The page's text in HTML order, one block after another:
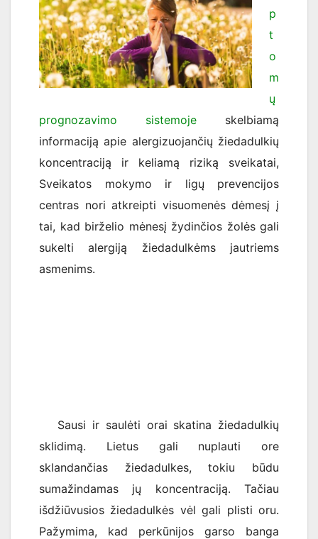
p
t
o
m
ų
prognozavimo sistemoje skelbiamą
informaciją apie alergizuojančių žiedadulkių
koncentraciją ir keliamą riziką sveikatai,
Sveikatos mokymo ir ligų prevencijos
centras nori atkreipti visuomenės dėmesį į
tai, kad birželio mėnesį žydinčios žolės gali
sukelti alergiją žiedadulkėms jautriems
asmenims.
Sausi ir saulėti orai skatina žiedadulkių
sklidimą. Lietus gali nuplauti ore
sklandančias žiedadulkes, tokiu būdu
sumažindamas jų koncentraciją. Tačiau
išdžiūvusios žiedadulkės vėl gali plisti oru.
Pažymima, kad perkūnijos garso banga